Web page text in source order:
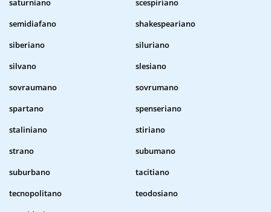
saturniano
scespiriano
semidiafano
shakespeariano
siberiano
siluriano
silvano
slesiano
sovraumano
sovrumano
spartano
spenseriano
staliniano
stiriano
strano
subumano
suburbano
tacitiano
tecnopolitano
teodosiano